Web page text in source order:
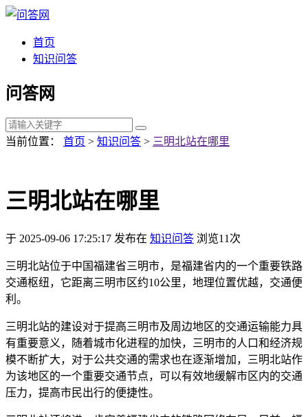
首页
知识问答
问答网
当前位置： 首页 > 知识问答 > 三明北站在哪里
三明北站在哪里
于 2025-09-06 17:25:17 发布在 知识问答 浏览11次
三明北站位于中国福建省三明市，是福建省内的一个重要铁路
交通枢纽，它距离三明市区约10公里，地理位置优越，交通便
利。
三明北站的建设对于提高三明市及周边地区的交通运输能力具
有重要意义，随着城市化进程的加快，三明市的人口和经济规
模不断扩大，对于公共交通的需求也在逐渐增加，三明北站作
为该地区的一个重要交通节点，可以有效地缓解市区内的交通
压力，提高市民出行的便捷性。